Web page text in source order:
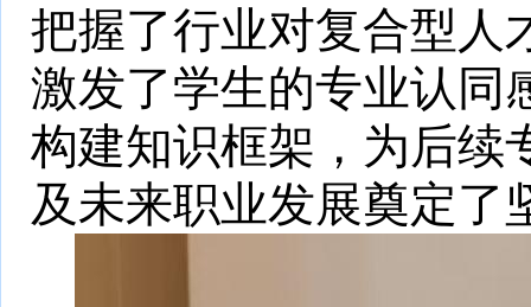
把握了行业对复合型人
激发了学生的专业认同
构建知识框架，为后续
及未来职业发展奠定了